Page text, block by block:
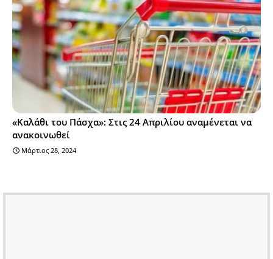
«Καλάθι του Πάσχα»: Στις 24 Απριλίου αναμένεται να
ανακοινωθεί
Μάρτιος 28, 2024